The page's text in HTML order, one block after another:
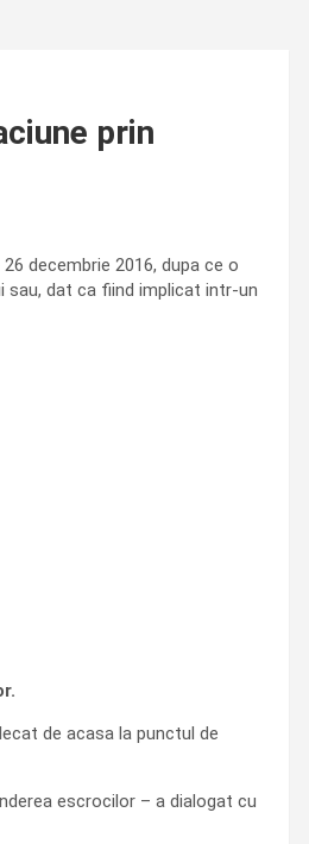
prin
decembrie 2016, dupa ce o
sau, dat ca fiind implicat intr-un
de acasa la punctul de
escrocilor – a dialogat cu